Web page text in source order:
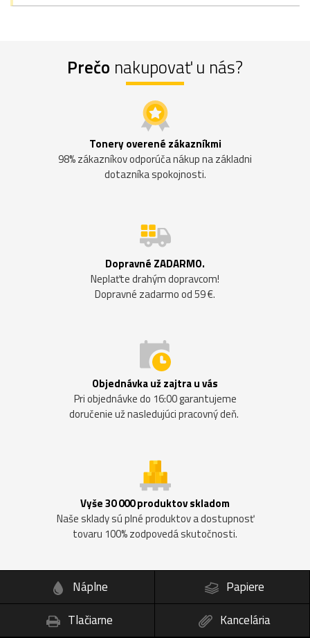
Prečo nakupovať u nás?
Tonery overené zákazníkmi
98% zákazníkov odporúča nákup na základni
dotazníka spokojnosti.
Dopravné ZADARMO.
Neplaťte drahým dopravcom!
Dopravné zadarmo od 59 €.
Objednávka už zajtra u vás
Pri objednávke do 16:00 garantujeme
doručenie už nasledujúci pracovný deň.
Vyše 30 000 produktov skladom
Naše sklady sú plné produktov a dostupnosť
tovaru 100% zodpovedá skutočnosti.
Náplne
Papiere
Tlačiarne
Kancelária